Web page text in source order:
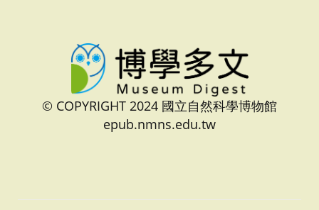
© COPYRIGHT 2024 國立自然科學博物館
epub.nmns.edu.tw